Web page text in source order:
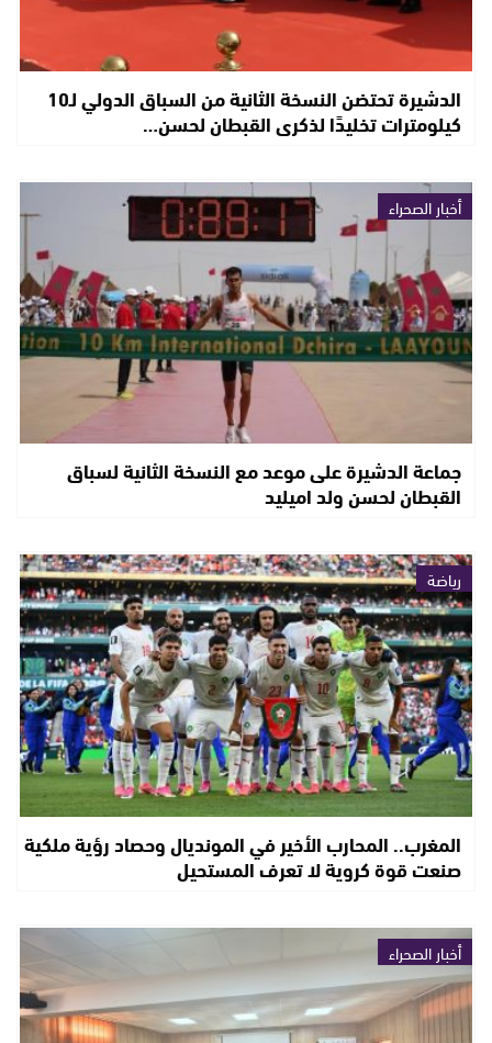
الدشيرة تحتضن النسخة الثانية من السباق الدولي لـ10
كيلومترات تخليدًا لذكرى القبطان لحسن…
أخبار الصحراء
جماعة الدشيرة على موعد مع النسخة الثانية لسباق
القبطان لحسن ولد اميليد
رياضة
المغرب.. المحارب الأخير في المونديال وحصاد رؤية ملكية
صنعت قوة كروية لا تعرف المستحيل
أخبار الصحراء